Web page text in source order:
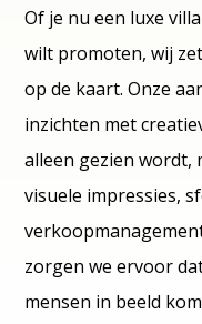
Of je nu een luxe
wilt promoten, wij
op de kaart. Onze
inzichten met
alleen gezien wordt,
visuele impressies,
zorgen we ervoor
mensen in beeld